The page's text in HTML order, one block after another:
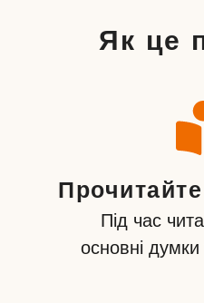
Як це
Прочитайте
Під час
основні